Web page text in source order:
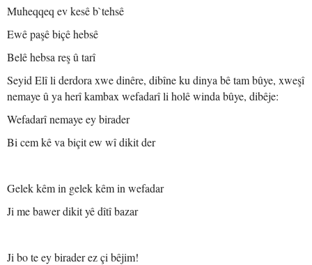
Muheqqeq ev kesê b`tehsê
Ewê paşê biçê hebsê
Belê hebsa reş û tarî
Seyid Elî li derdora xwe dinêre, dibîne ku dinya bê tam bûye, xweşî
nemaye û ya herî kambax wefadarî li holê winda bûye, dibêje:
Wefadarî nemaye ey birader
Bi cem kê va biçit ew wî dikit der
Gelek kêm in gelek kêm in wefadar
Ji me bawer dikit yê dîtî bazar
Ji bo te ey birader ez çi bêjim!